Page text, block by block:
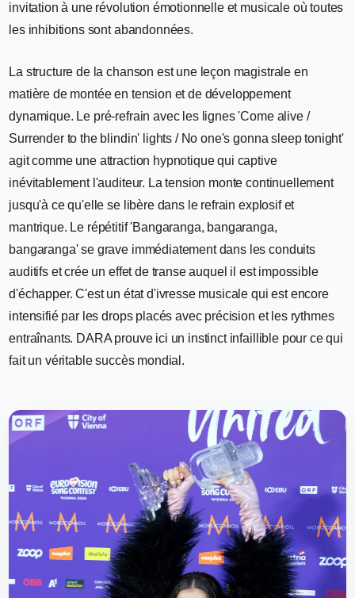
invitation à une révolution émotionnelle et musicale où toutes
les inhibitions sont abandonnées.
La structure de la chanson est une leçon magistrale en
matière de montée en tension et de développement
dynamique. Le pré-refrain avec les lignes 'Come alive /
Surrender to the blindin' lights / No one's gonna sleep tonight'
agit comme une attraction hypnotique qui captive
inévitablement l'auditeur. La tension monte continuellement
jusqu'à ce qu'elle se libère dans le refrain explosif et
mantrique. Le répétitif 'Bangaranga, bangaranga,
bangaranga' se grave immédiatement dans les conduits
auditifs et crée un effet de transe auquel il est impossible
d'échapper. C'est un état d'ivresse musicale qui est encore
intensifié par les drops placés avec précision et les rythmes
entraînants. DARA prouve ici un instinct infaillible pour ce qui
fait un véritable succès mondial.